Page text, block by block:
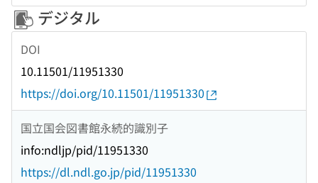
デジタル
DOI
10.11501/11951330
https://doi.org/10.11501/11951330
国立国会図書館永続的識別子
info:ndljp/pid/11951330
https://dl.ndl.go.jp/pid/11951330